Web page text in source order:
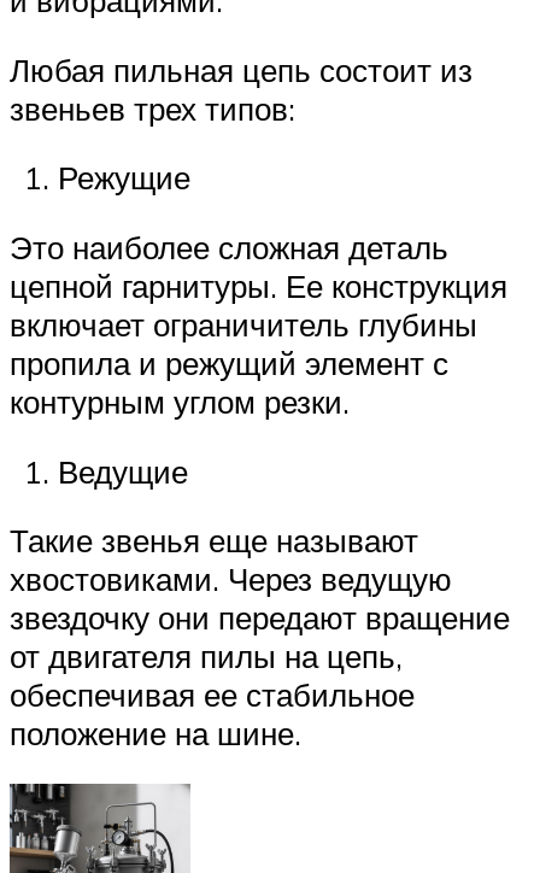
Любая пильная цепь состоит из
звеньев трех типов:
Режущие
Это наиболее сложная деталь
цепной гарнитуры. Ее конструкция
включает ограничитель глубины
пропила и режущий элемент с
контурным углом резки.
Ведущие
Такие звенья еще называют
хвостовиками. Через ведущую
звездочку они передают вращение
от двигателя пилы на цепь,
обеспечивая ее стабильное
положение на шине.